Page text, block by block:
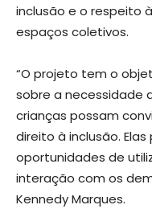
inclusão e o respeito
espaços coletivos.
“O projeto tem o
sobre a necessidade
crianças possam
direito à inclusão.
oportunidades de
interação com os
Kennedy Marques.